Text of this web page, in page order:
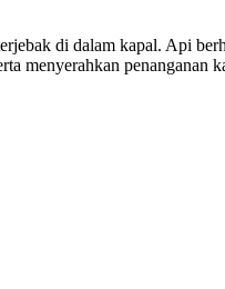
di dalam kapal. Api
menyerahkan penanganan